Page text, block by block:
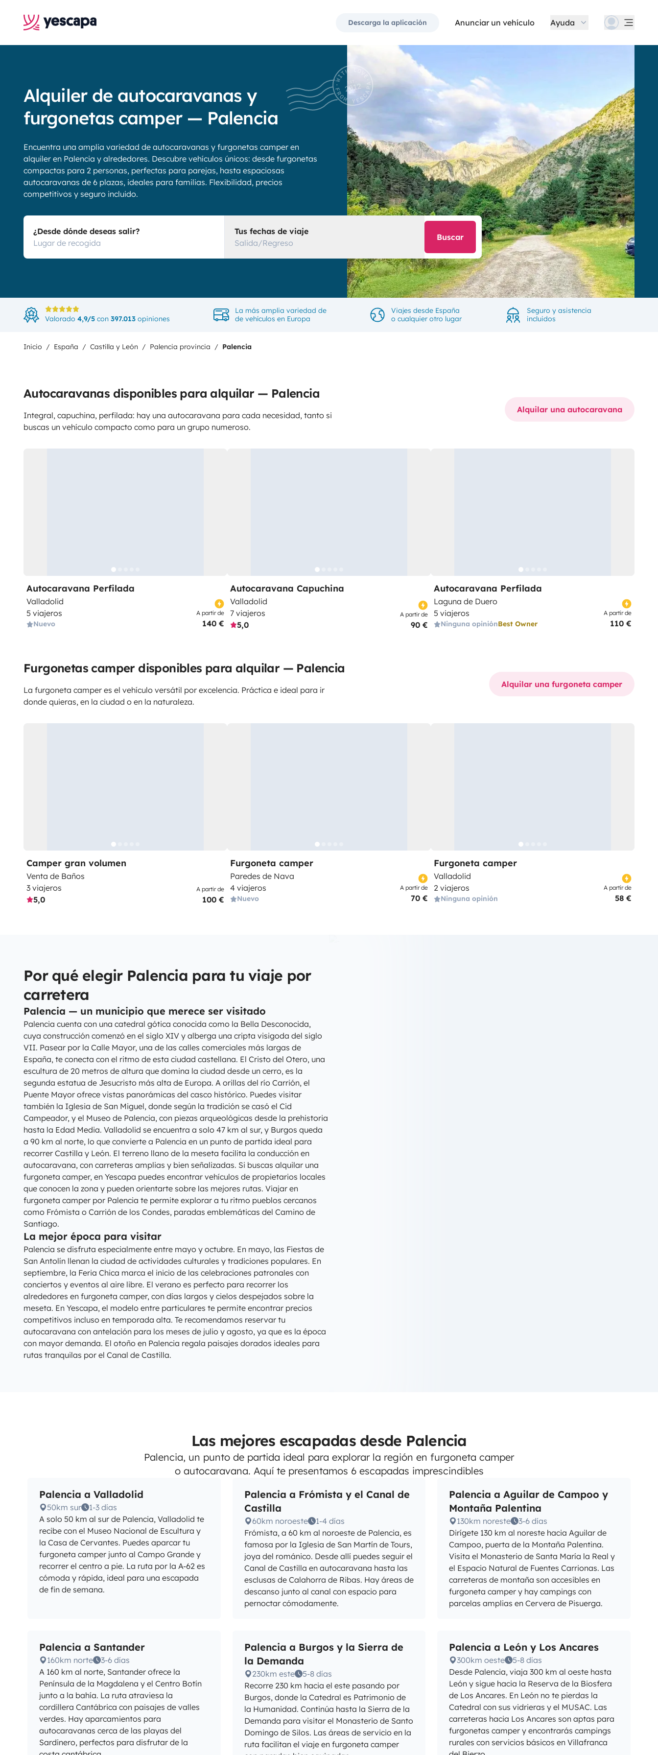
Descarga la aplicación Anunciar un vehículo Ayuda
Alquiler de autocaravanas y
furgonetas camper — Palencia
Encuentra una amplia variedad de autocaravanas y furgonetas camper en
alquiler en Palencia y alrededores. Descubre vehículos únicos: desde furgonetas
compactas para 2 personas, perfectas para parejas, hasta espaciosas
autocaravanas de 6 plazas, ideales para familias. Flexibilidad, precios
competitivos y seguro incluido.
¿Desde dónde deseas salir?
Tus fechas de viaje
Salida/Regreso
Buscar
Valorado 4,9/5 con 397.013 opiniones
La más amplia variedad de
de vehículos en Europa
Viajes desde España
o cualquier otro lugar
Seguro y asistencia
incluidos
Inicio España Castilla y León Palencia provincia Palencia
Autocaravanas disponibles para alquilar — Palencia
Integral, capuchina, perfilada: hay una autocaravana para cada necesidad, tanto si
buscas un vehículo compacto como para un grupo numeroso.
Alquilar una autocaravana
Autocaravana Perfilada
Valladolid
5 viajeros
Nuevo
A partir de
140 €
Autocaravana Capuchina
Valladolid
7 viajeros
5,0
A partir de
90 €
Autocaravana Perfilada
Laguna de Duero
5 viajeros
Ninguna opiniónBest Owner
A partir de
110 €
Furgonetas camper disponibles para alquilar — Palencia
La furgoneta camper es el vehículo versátil por excelencia. Práctica e ideal para ir
donde quieras, en la ciudad o en la naturaleza.
Alquilar una furgoneta camper
Camper gran volumen
Venta de Baños
3 viajeros
5,0
A partir de
100 €
Furgoneta camper
Paredes de Nava
4 viajeros
Nuevo
A partir de
70 €
Furgoneta camper
Valladolid
2 viajeros
Ninguna opinión
A partir de
58 €
Por qué elegir Palencia para tu viaje por
carretera
Palencia — un municipio que merece ser visitado
Palencia cuenta con una catedral gótica conocida como la Bella Desconocida,
cuya construcción comenzó en el siglo XIV y alberga una cripta visigoda del siglo
VII. Pasear por la Calle Mayor, una de las calles comerciales más largas de
España, te conecta con el ritmo de esta ciudad castellana. El Cristo del Otero, una
escultura de 20 metros de altura que domina la ciudad desde un cerro, es la
segunda estatua de Jesucristo más alta de Europa. A orillas del río Carrión, el
Puente Mayor ofrece vistas panorámicas del casco histórico. Puedes visitar
también la Iglesia de San Miguel, donde según la tradición se casó el Cid
Campeador, y el Museo de Palencia, con piezas arqueológicas desde la prehistoria
hasta la Edad Media. Valladolid se encuentra a solo 47 km al sur, y Burgos queda
a 90 km al norte, lo que convierte a Palencia en un punto de partida ideal para
recorrer Castilla y León. El terreno llano de la meseta facilita la conducción en
autocaravana, con carreteras amplias y bien señalizadas. Si buscas alquilar una
furgoneta camper, en Yescapa puedes encontrar vehículos de propietarios locales
que conocen la zona y pueden orientarte sobre las mejores rutas. Viajar en
furgoneta camper por Palencia te permite explorar a tu ritmo pueblos cercanos
como Frómista o Carrión de los Condes, paradas emblemáticas del Camino de
Santiago.
La mejor época para visitar
Palencia se disfruta especialmente entre mayo y octubre. En mayo, las Fiestas de
San Antolín llenan la ciudad de actividades culturales y tradiciones populares. En
septiembre, la Feria Chica marca el inicio de las celebraciones patronales con
conciertos y eventos al aire libre. El verano es perfecto para recorrer los
alrededores en furgoneta camper, con días largos y cielos despejados sobre la
meseta. En Yescapa, el modelo entre particulares te permite encontrar precios
competitivos incluso en temporada alta. Te recomendamos reservar tu
autocaravana con antelación para los meses de julio y agosto, ya que es la época
con mayor demanda. El otoño en Palencia regala paisajes dorados ideales para
rutas tranquilas por el Canal de Castilla.
Las mejores escapadas desde Palencia
Palencia, un punto de partida ideal para explorar la región en furgoneta camper
o autocaravana. Aquí te presentamos 6 escapadas imprescindibles
Palencia a Valladolid
50km sur
1-3 días
A solo 50 km al sur de Palencia, Valladolid te
recibe con el Museo Nacional de Escultura y
la Casa de Cervantes. Puedes aparcar tu
furgoneta camper junto al Campo Grande y
recorrer el centro a pie. La ruta por la A-62 es
cómoda y rápida, ideal para una escapada
de fin de semana.
Palencia a Frómista y el Canal de
Castilla
60km noroeste
1-4 días
Frómista, a 60 km al noroeste de Palencia, es
famosa por la Iglesia de San Martín de Tours,
joya del románico. Desde allí puedes seguir el
Canal de Castilla en autocaravana hasta las
esclusas de Calahorra de Ribas. Hay áreas de
descanso junto al canal con espacio para
pernoctar cómodamente.
Palencia a Aguilar de Campoo y
Montaña Palentina
130km noreste
3-6 días
Dirígete 130 km al noreste hacia Aguilar de
Campoo, puerta de la Montaña Palentina.
Visita el Monasterio de Santa María la Real y
el Espacio Natural de Fuentes Carrionas. Las
carreteras de montaña son accesibles en
furgoneta camper y hay campings con
parcelas amplias en Cervera de Pisuerga.
Palencia a Santander
160km norte
3-6 días
A 160 km al norte, Santander ofrece la
Península de la Magdalena y el Centro Botín
junto a la bahía. La ruta atraviesa la
cordillera Cantábrica con paisajes de valles
verdes. Hay aparcamientos para
autocaravanas cerca de las playas del
Sardinero, perfectos para disfrutar de la
Palencia a Burgos y la Sierra de
la Demanda
230km este
5-8 días
Recorre 230 km hacia el este pasando por
Burgos, donde la Catedral es Patrimonio de
la Humanidad. Continúa hasta la Sierra de la
Demanda para visitar el Monasterio de Santo
Domingo de Silos. Las áreas de servicio en la
ruta facilitan el viaje en furgoneta camper
Palencia a León y Los Ancares
300km oeste
5-8 días
Desde Palencia, viaja 300 km al oeste hasta
León y sigue hacia la Reserva de la Biosfera
de Los Ancares. En León no te pierdas la
Catedral con sus vidrieras y el MUSAC. Las
carreteras hacia Los Ancares son aptas para
furgonetas camper y encontrarás campings
rurales con servicios básicos en Villafranca